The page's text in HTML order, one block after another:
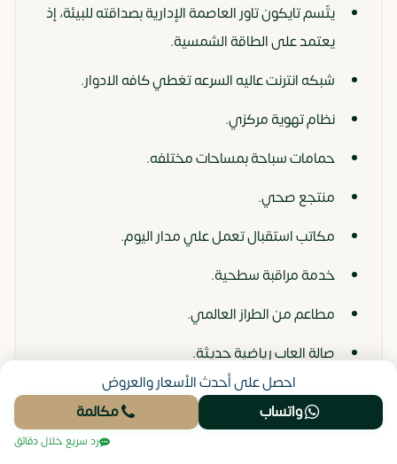
يتّسم تايكون تاور العاصمة الإدارية بصداقته للبيئة، إذ
يعتمد على الطاقة الشمسية.
شبكه انترنت عاليه السرعه تغطي كافه الادوار.
نظام تهوية مركزي.
حمامات سباحة بمساحات مختلفه.
منتجع صحي.
مكاتب استقبال تعمل علي مدار اليوم.
خدمة مراقبة سطحية.
مطاعم من الطراز العالمي.
صالة العاب رياضية حديثة.
قاعة اجتماعات.
العديد من ماكينات الصراف الالي.
احصل على أحدث الأسعار والعروض
واتساب
مكالمة
رد سريع خلال دقائق